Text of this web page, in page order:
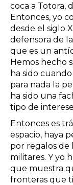
coca a Totora,
Entonces, yo
desde el siglo
defensora de
que es un
Hemos hecho
ha sido
para nada la
ha sido una
tipo de
Entonces es
espacio, haya
por regalos de
militares. Y yo
que muestra
fronteras que